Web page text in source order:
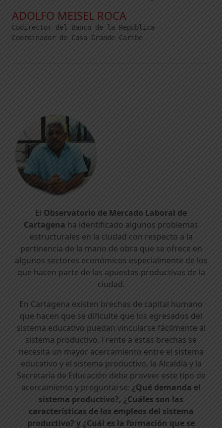
ADOLFO MEISEL ROCA
Codirector del Banco de la República
Coordinador de Casa Grande Caribe
El Observatorio de Mercado Laboral de
Cartagena ha identificado algunos problemas
estructurales en la ciudad con respecto a la
pertinencia de la mano de obra que se ofrece en
algunos sectores económicos especialmente de los
que hacen parte de las apuestas productivas de la
ciudad.
En Cartagena existen brechas de capital humano
que hacen que se dificulte que los egresados del
sistema educativo puedan vincularse fácilmente al
sistema productivo. Frente a estas brechas se
necesita un mayor acercamiento entre el sistema
educativo y el sistema productivo, la Alcaldía y la
Secretaría de Educación debe proveer este tipo de
acercamiento y preguntarse: ¿Qué demanda el
sistema productivo?, ¿Cuáles son las
características de los empleos del sistema
productivo? y ¿Cuál es la formación que se